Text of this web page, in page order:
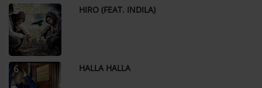
5 HIRO (FEAT. INDILA)
6 HALLA HALLA